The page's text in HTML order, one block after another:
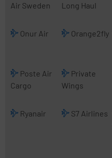
Air Sweden
Long Haul
Onur Air Orange2fly
Poste Air
Cargo
Private
Wings
Ryanair S7 Airlines